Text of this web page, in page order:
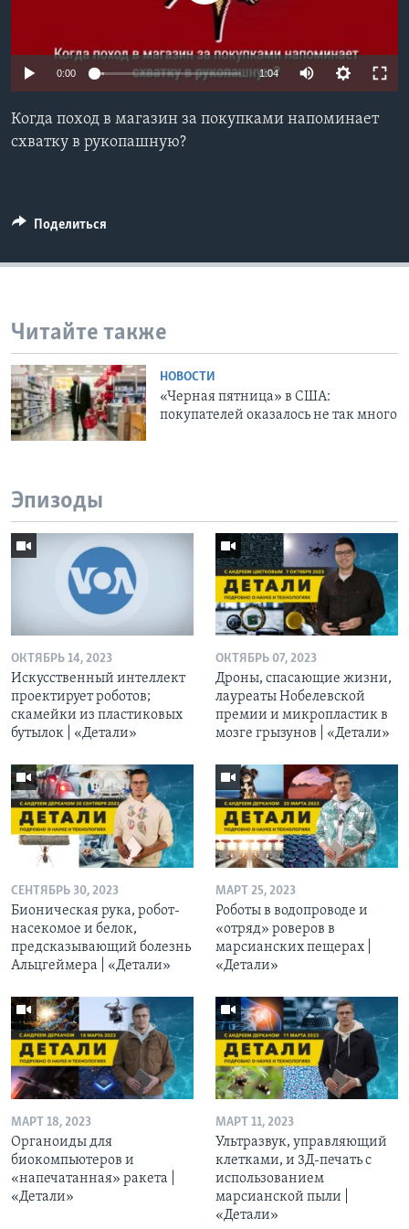
СОЦИАЛЬНЫЕ СЕТИ
0:00 1:04
Когда поход в магазин за покупками напоминает
схватку в рукопашную?
Поделиться
Читайте также
НОВОСТИ
«Черная пятница» в США:
покупателей оказалось не так много
Эпизоды
ОКТЯБРЬ 14, 2023
Искусственный интеллект
проектирует роботов;
скамейки из пластиковых
бутылок | «Детали»
ОКТЯБРЬ 07, 2023
Дроны, спасающие жизни,
лауреаты Нобелевской
премии и микропластик в
мозге грызунов | «Детали»
СЕНТЯБРЬ 30, 2023
Бионическая рука, робот-
насекомое и белок,
предсказывающий болезнь
Альцгеймера | «Детали»
МАРТ 25, 2023
Роботы в водопроводе и
«отряд» роверов в
марсианских пещерах |
«Детали»
МАРТ 18, 2023
Органоиды для
биокомпьютеров и
«напечатанная» ракета |
«Детали»
МАРТ 11, 2023
Ультразвук, управляющий
клетками, и 3Д-печать c
использованием
марсианской пыли |
«Детали»